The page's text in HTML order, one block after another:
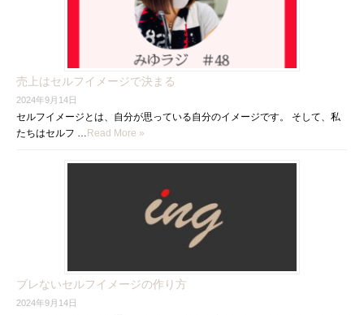
売上はセルフイメージで決まる
2024年9月14日
セルフイメージとは、自分が思っている自分のイメージです。 そして、私
たちはセルフ … Read More »
ブレないセルフイメージの作り方
2024年9月14日